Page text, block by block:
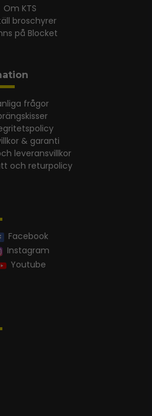
Om KTS
broschyrer
på Blocket
frågor
& garanti
leveransvillkor
och returpolicy
Facebook
Instagram
Youtube